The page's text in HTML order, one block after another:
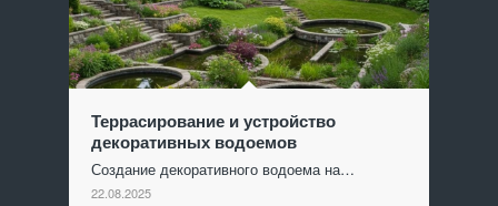
Террасирование и устройство
декоративных водоемов
Создание декоративного водоема на…
22.08.2025